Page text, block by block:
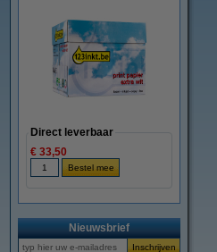
Direct leverbaar
€ 33,50
Nieuwsbrief